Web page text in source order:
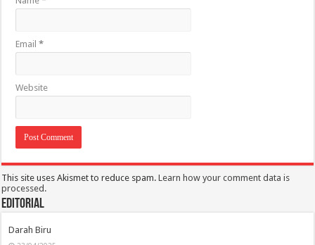
Email*
Website
This site uses Akismet to reduce spam.Learn how your comment data is
processed.
Editorial
Darah Biru